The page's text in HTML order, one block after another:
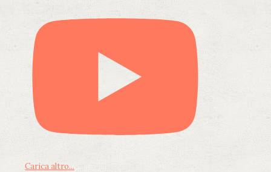
Carica altro...